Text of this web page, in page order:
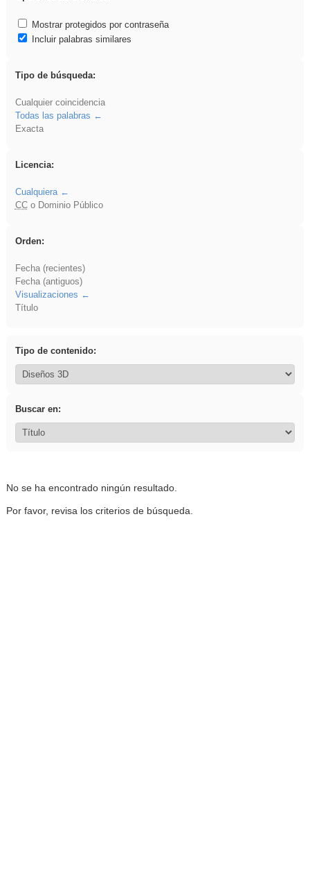
Mostrar protegidos por contraseña
Incluir palabras similares
Tipo de búsqueda:
Cualquier coincidencia
Todas las palabras
Exacta
Licencia:
Cualquiera
CCo Dominio Público
Orden:
Fecha (recientes)
Fecha (antiguos)
Visualizaciones
Título
Tipo de contenido:
Buscar en:
No se ha encontrado ningún resultado.
Por favor, revisa los criterios de búsqueda.